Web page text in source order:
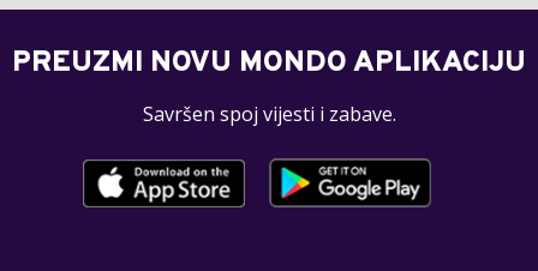
PREUZMI NOVU MONDO APLIKACIJU
Savršen spoj vijesti i zabave.